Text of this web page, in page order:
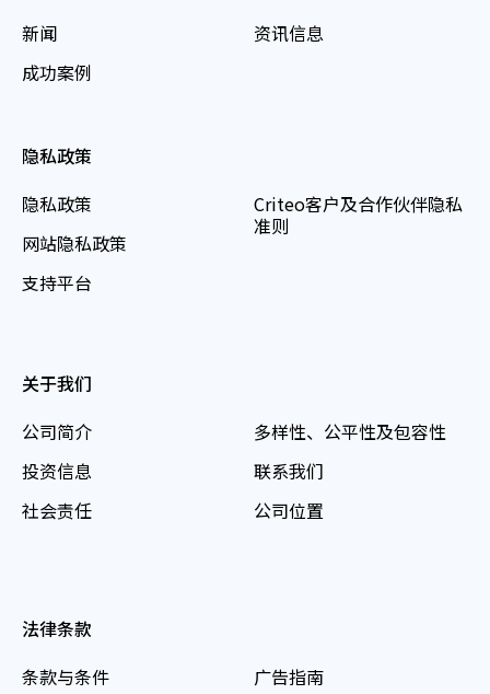
新闻
成功案例
资讯信息
隐私政策
隐私政策
网站隐私政策
支持平台
Criteo客户及合作伙伴隐私
准则
关于我们
公司简介
投资信息
社会责任
多样性、公平性及包容性
联系我们
公司位置
法律条款
条款与条件
广告指南